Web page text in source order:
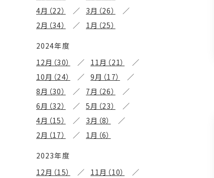
4月（22）
3月（26）
2月（34）
1月（25）
2024年度
12月（30）
11月（21）
10月（24）
9月（17）
8月（30）
7月（26）
6月（32）
5月（23）
4月（15）
3月（8）
2月（17）
1月（6）
2023年度
12月（15）
11月（10）